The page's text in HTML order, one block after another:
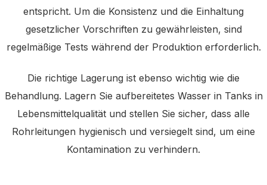
entspricht. Um die Konsistenz und die Einhaltung
gesetzlicher Vorschriften zu gewährleisten, sind
regelmäßige Tests während der Produktion erforderlich.
Die richtige Lagerung ist ebenso wichtig wie die
Behandlung. Lagern Sie aufbereitetes Wasser in Tanks in
Lebensmittelqualität und stellen Sie sicher, dass alle
Rohrleitungen hygienisch und versiegelt sind, um eine
Kontamination zu verhindern.